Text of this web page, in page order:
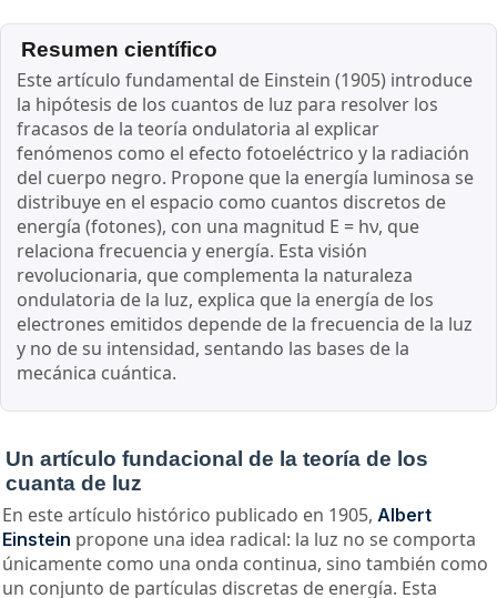
Resumen científico
Este artículo fundamental de Einstein (1905) introduce
la hipótesis de los cuantos de luz para resolver los
fracasos de la teoría ondulatoria al explicar
fenómenos como el efecto fotoeléctrico y la radiación
del cuerpo negro. Propone que la energía luminosa se
distribuye en el espacio como cuantos discretos de
energía (fotones), con una magnitud E = hν, que
relaciona frecuencia y energía. Esta visión
revolucionaria, que complementa la naturaleza
ondulatoria de la luz, explica que la energía de los
electrones emitidos depende de la frecuencia de la luz
y no de su intensidad, sentando las bases de la
mecánica cuántica.
Un artículo fundacional de la teoría de los
cuanta de luz
En este artículo histórico publicado en 1905, Albert
Einstein propone una idea radical: la luz no se comporta
únicamente como una onda continua, sino también como
un conjunto de partículas discretas de energía. Esta